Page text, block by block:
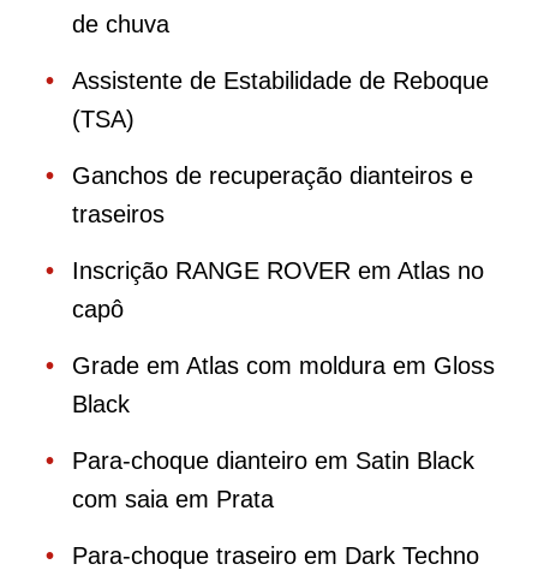
de chuva
Assistente de Estabilidade de Reboque
(TSA)
Ganchos de recuperação dianteiros e
traseiros
Inscrição RANGE ROVER em Atlas no
capô
Grade em Atlas com moldura em Gloss
Black
Para-choque dianteiro em Satin Black
com saia em Prata
Para-choque traseiro em Dark Techno